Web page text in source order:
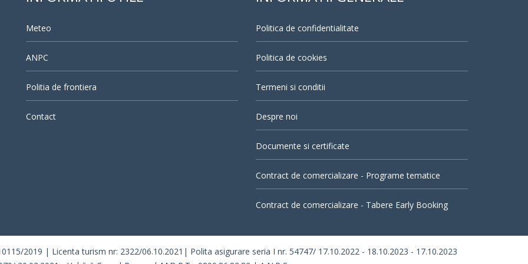
Meteo
ANPC
Politia de frontiera
Contact
Politica de confidentialitate
Politica de cookies
Termeni si conditii
Despre noi
Documente si certificate
Contract de comercializare - Programe tematice
Contract de comercializare - Tabere Early Booking
2019 | Licenta turism nr: 2322/06.10.2021| Polita asigurare seria I nr. 54747/ 17.10.2022 - 18.10.2023 - 17.10.2023